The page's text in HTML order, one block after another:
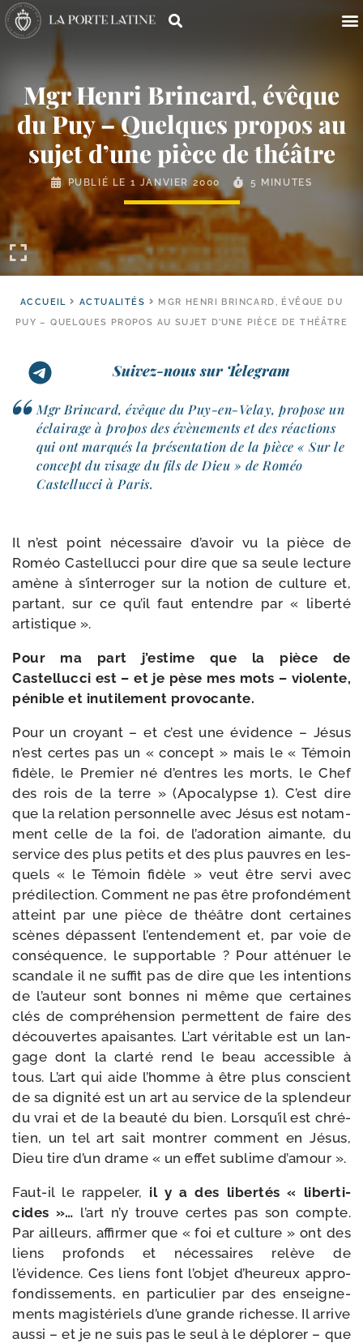
Mgr Henri Brincard, évêque
du Puy – Quelques propos au
sujet d’une pièce de théâtre
PUBLIÉ LE 1 JANVIER 2000 5 MINUTES
ACCUEIL ACTUALITÉS
MGR HENRI BRINCARD, ÉVÊQUE DU
PUY – QUELQUES PROPOS AU SUJET D’UNE PIÈCE DE THÉÂTRE
Suivez-nous sur Telegram
Mgr Brincard, évêque du Puy-​en-​Velay, pro­pose un
éclai­rage à pro­pos des évè­ne­ments et des réac­tions
qui ont mar­qués la pré­sen­ta­tion de la pièce « Sur le
concept du visage du fils de Dieu » de Roméo
Castellucci à Paris.
Il n’est point néces­saire d’avoir vu la pièce de
Roméo Castellucci pour dire que sa seule lec­ture
amène à s’interroger sur la notion de culture et,
par­tant, sur ce qu’il faut entendre par « liber­té
artistique ».
Pour ma part j’estime que la pièce de
Castellucci est – et je pèse mes mots – vio­lente,
pénible et inuti­le­ment provocante.
Pour un croyant – et c’est une évi­dence – Jésus
n’est certes pas un « concept » mais le « Témoin
fidèle, le Premier né d’entres les morts, le Chef
des rois de la terre » (Apocalypse 1). C’est dire
que la rela­tion per­son­nelle avec Jésus est notam­
ment celle de la foi, de l’adoration aimante, du
ser­vice des plus petits et des plus pauvres en les­
quels « le Témoin fidèle » veut être ser­vi avec
pré­di­lec­tion. Comment ne pas être pro­fon­dé­ment
atteint par une pièce de théâtre dont cer­taines
scènes dépassent l’entendement et, par voie de
consé­quence, le sup­por­table ? Pour atté­nuer le
scan­dale il ne suf­fit pas de dire que les inten­tions
de l’auteur sont bonnes ni même que cer­taines
clés de com­pré­hen­sion per­mettent de faire des
décou­vertes apai­santes. L’art véri­table est un lan­
gage dont la clar­té rend le beau acces­sible à
tous. L’art qui aide l’homme à être plus conscient
de sa digni­té est un art au ser­vice de la splen­deur
du vrai et de la beau­té du bien. Lorsqu’il est chré­
tien, un tel art sait mon­trer com­ment en Jésus,
Dieu tire d’un drame « un effet sublime d’amour ».
Faut-​il le rap­pe­ler, il y a des liber­tés « liber­ti­
cides »… l’art n’y trouve certes pas son compte.
Par ailleurs, affir­mer que « foi et culture » ont des
liens pro­fonds et néces­saires relève de
l’évidence. Ces liens font l’objet d’heureux appro­
fon­dis­se­ments, en par­ti­cu­lier par des ensei­gne­
ments magis­té­riels d’une grande richesse. Il arrive
aus­si – et je ne suis pas le seul à le déplo­rer – que